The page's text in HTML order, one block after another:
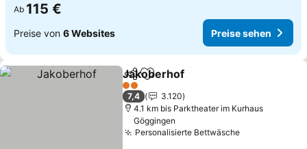
Ab 115 €
Preise von 6 Websites Preise sehen
TeilenZu Favoriten hinzufügen
Jakoberhof
2 Sterne
7,4
3.120
4.1 km bis Parktheater im Kurhaus
Göggingen
Personalisierte BettwäschePreise sehen